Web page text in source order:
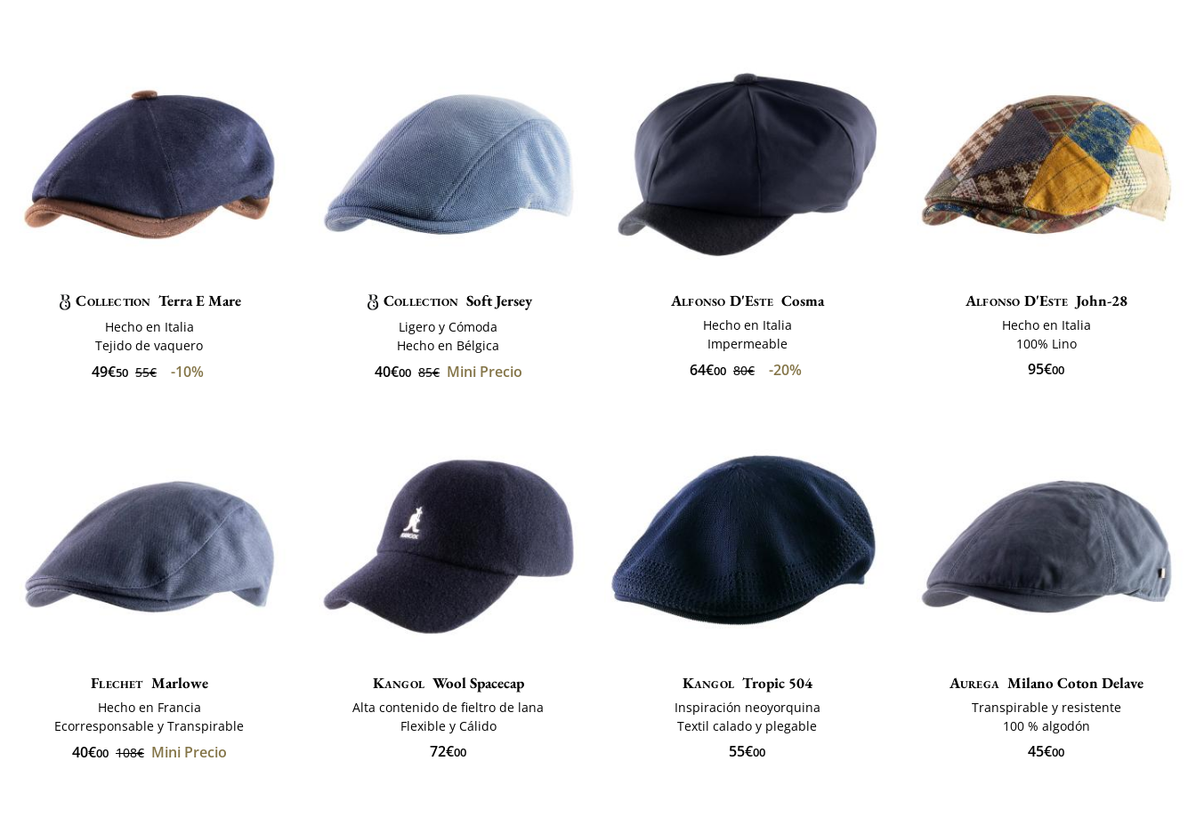
Collection Terra E Mare
Hecho en Italia
Tejido de vaquero
49€50 55€ -10%
Collection Soft Jersey
Ligero y Cómoda
Hecho en Bélgica
40€00 85€ Mini Precio
Alfonso D'Este Cosma
Hecho en Italia
Impermeable
64€00 80€ -20%
Alfonso D'Este John-28
Hecho en Italia
100% Lino
95€00
Flechet Marlowe
Hecho en Francia
Ecorresponsable y Transpirable
40€00 108€ Mini Precio
Kangol Wool Spacecap
Alta contenido de fieltro de lana
Flexible y Cálido
72€00
Kangol Tropic 504
Inspiración neoyorquina
Textil calado y plegable
55€00
Aurega Milano Coton Delave
Transpirable y resistente
100 % algodón
45€00